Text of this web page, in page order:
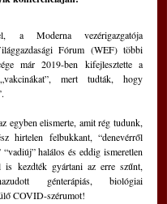
a Moderna vezérigazgatója
Fórum (WEF) többi
már 2019-ben kifejlesztette a
mert tudták, hogy
egyben elismerte, amit rég tudunk,
hirtelen felbukkant, “denevérről
“vadiúj” halálos és eddig ismeretlen
kezdték gyártani az erre szűnt,
génterápiás, biológiai
COVID-szérumot!